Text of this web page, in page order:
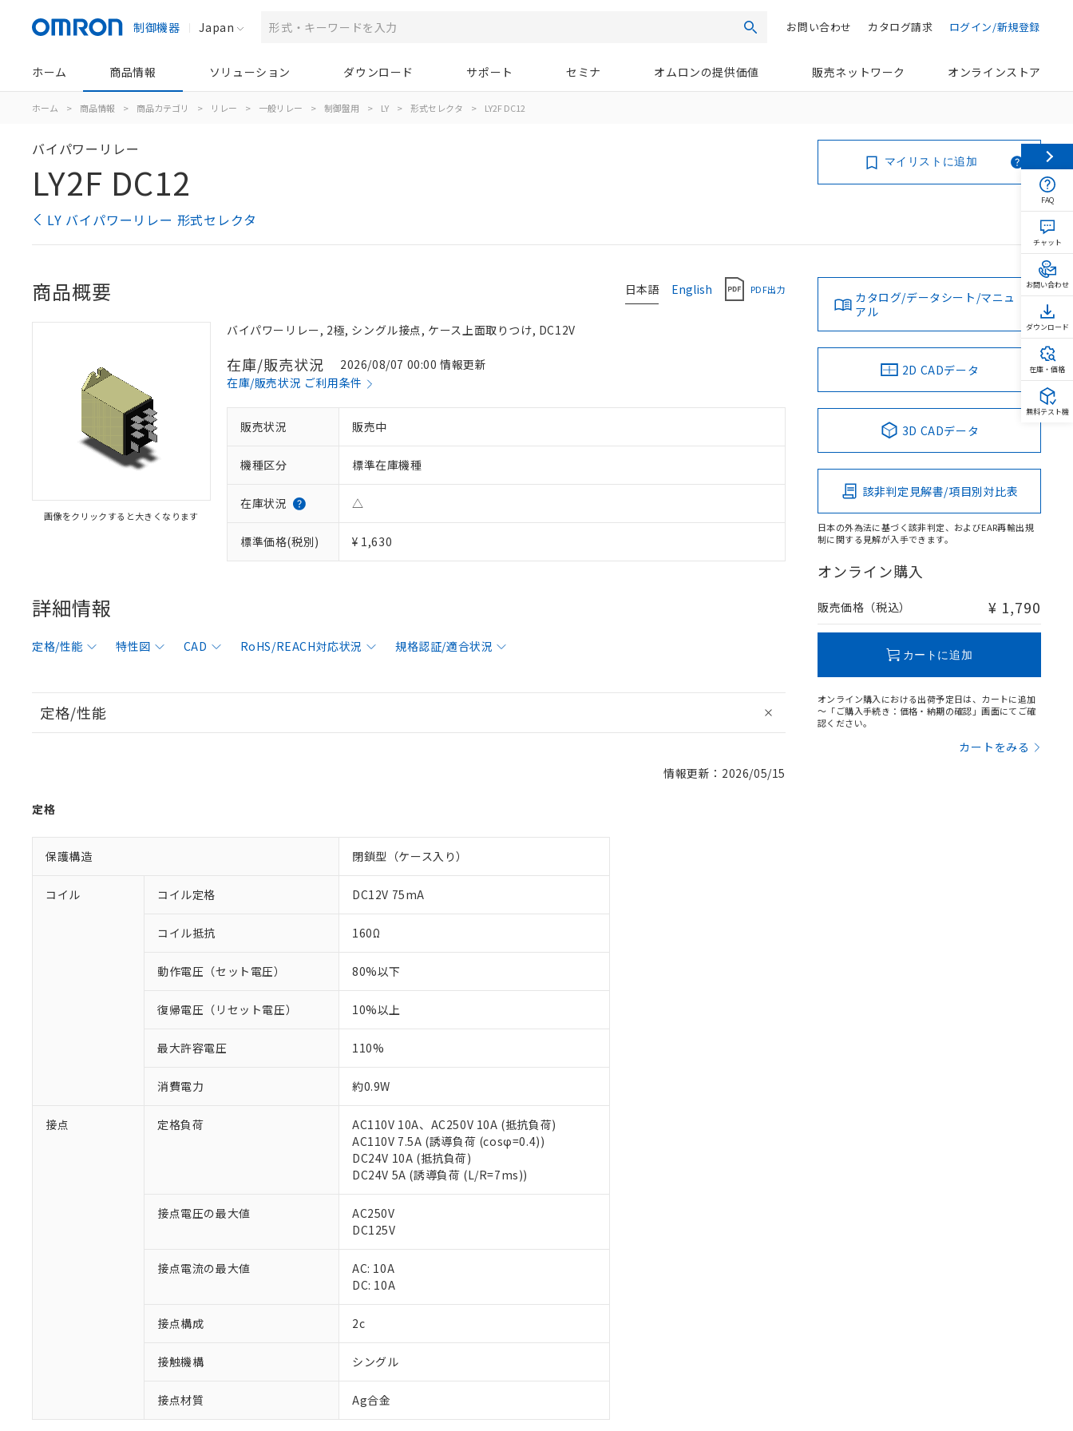
制御機器 Japan 検索 ログイン/新規登録
カタログ請求
お問い合わせ
ホーム 商品情報 ソリューション ダウンロード サポート セミナ オムロンの提供価値 販売ネットワーク オンラインストア
ホーム > 商品情報 > 商品カテゴリ > リレー > 一般リレー > 制御盤用 > LY > 形式セレクタ > LY2F DC12
バイパワーリレー
LY2F DC12
LY バイパワーリレー 形式セレクタ
マイリストに追加
日本語 English PDF出力
商品概要
画像をクリックすると大きくなります
バイパワーリレー, 2極, シングル接点, ケース上面取りつけ, DC12V
在庫/販売状況
2026/08/07 00:00 情報更新
在庫/販売状況 ご利用条件
販売状況 販売中
機種区分 標準在庫機種
在庫状況 △
標準価格(税別) ¥ 1,630
詳細情報
定格/性能 特性図 CAD RoHS/REACH対応状況 規格認証/適合状況
定格/性能
情報更新：2026/05/15
定格
保護構造 閉鎖型（ケース入り）
コイル コイル定格 DC12V 75mA
コイル抵抗 160Ω
動作電圧（セット電圧） 80%以下
復帰電圧（リセット電圧） 10%以上
最大許容電圧 110%
消費電力 約0.9W
接点 定格負荷
AC110V 10A、AC250V 10A (抵抗負荷)
AC110V 7.5A (誘導負荷 (cosφ=0.4))
DC24V 10A (抵抗負荷)
DC24V 5A (誘導負荷 (L/R=7ms))
接点電圧の最大値
AC250V
DC125V
接点電流の最大値
AC: 10A
DC: 10A
接点構成 2c
接触機構 シングル
接点材質 Ag合金
カタログ/データシート/マニュ
アル
2D CADデータ
3D CADデータ
該非判定見解書/項目別対比表
日本の外為法に基づく該非判定、およびEAR再輸出規
制に関する見解が入手できます。
オンライン購入
販売価格（税込） ¥ 1,790
カートに追加
オンライン購入における出荷予定日は、カートに追加
～「ご購入手続き：価格・納期の確認」画面にてご確
認ください。
カートをみる
ご利用条件
以下の条件をお読みいただき、同意のうえご利用ください。
本サービスは、当社制御機器事業取扱商品の当社在庫状況および標準価格(税抜)を提供させていただ
対応済み：EU RoHS指令（10物質）の非含有に対応した製品が提供可能な商品です。
対応予定：EU RoHS指令（10物質）の非含有に対応した製品に切り替える予定のある商品です。
対応予定なし：EU RoHS指令（10物質）の非含有に非対応の商品で、対応品を出す予定はありません。
調査・確認中：EU RoHS指令（10物質）の非含有の対応状況を調査中または確認中の商品です。
非該当品：ライセンス料など無形物で、有害物質有無と関係のない商品です。
※1 中国RoHS○×表
「○」：最大均質材料含有率が中国RoHSの基準値以下であることを示します。
「×」：最大均質材料含有率が中国RoHSの基準値を超えていることを示します。
FAQ
チャット
お問い合わせ
ダウンロード
在庫・価格
無料テスト機